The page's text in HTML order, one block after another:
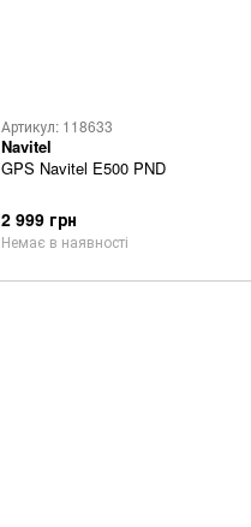
Артикул: 118633
Navitel
GPS Navitel E500 PND
2 999 грн
Немає в наявності